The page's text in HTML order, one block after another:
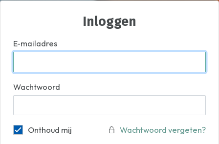
Inloggen
E-mailadres
Wachtwoord
Wachtwoord vergeten?
Onthoud mij